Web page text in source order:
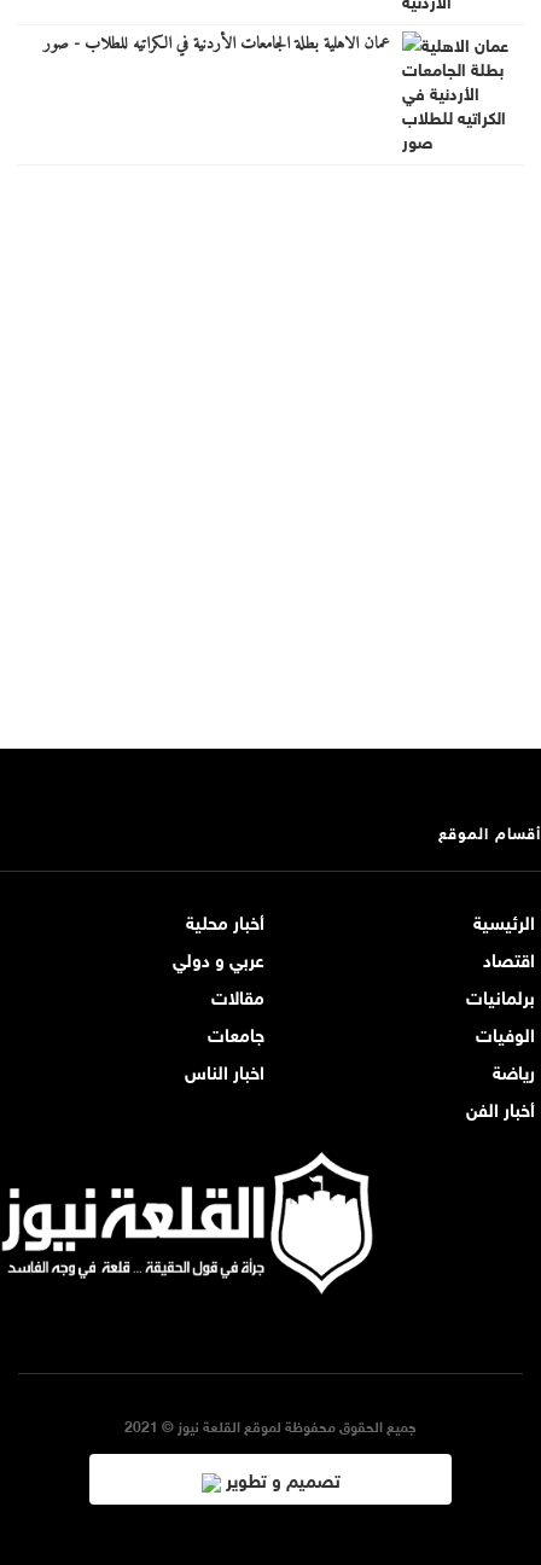
عمان الاهلية بطلة الجامعات الأردنية في الكراتيه للطلاب - صور
أقسام الموقع
الرئيسية
أخبار محلية
اقتصاد
عربي و دولي
برلمانيات
مقالات
الوفيات
جامعات
رياضة
اخبار الناس
أخبار الفن
جميع الحقوق محفوظة لموقع القلعة نيوز © 2021
تصميم و تطوير